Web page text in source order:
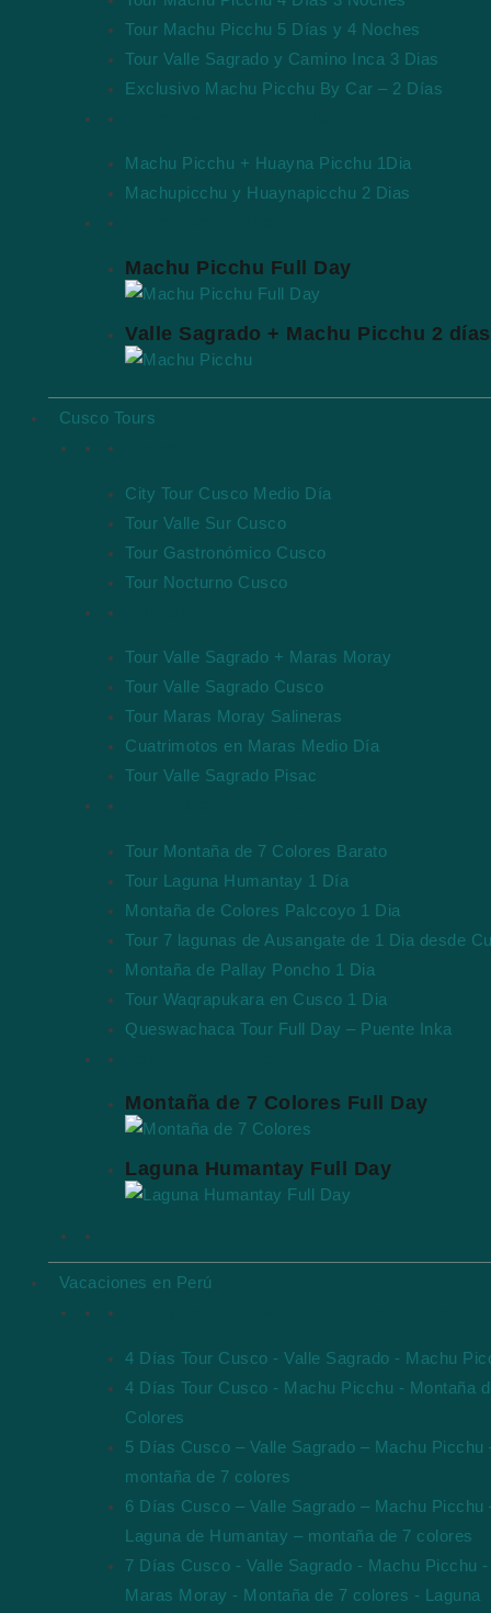
Tour Machu Picchu 5 Días y 4 Noches
Tour Valle Sagrado y Camino Inca 3 Dias
Exclusivo Machu Picchu By Car – 2 Días
Machu Picchu + Huayna Picchu 1Dia
Machupicchu y Huaynapicchu 2 Dias
Machu Picchu Full Day
Valle Sagrado + Machu Picchu 2 días
Cusco Tours
City Tour Cusco Medio Día
Tour Valle Sur Cusco
Tour Gastronómico Cusco
Tour Nocturno Cusco
Tour Valle Sagrado + Maras Moray
Tour Valle Sagrado Cusco
Tour Maras Moray Salineras
Cuatrimotos en Maras Medio Día
Tour Valle Sagrado Pisac
Tour Montaña de 7 Colores Barato
Tour Laguna Humantay 1 Día
Montaña de Colores Palccoyo 1 Dia
Tour 7 lagunas de Ausangate de 1 Dia desde
Montaña de Pallay Poncho 1 Dia
Tour Waqrapukara en Cusco 1 Dia
Queswachaca Tour Full Day – Puente Inka
Montaña de 7 Colores Full Day
Laguna Humantay Full Day
Vacaciones en Perú
4 Días Tour Cusco - Valle Sagrado - Machu
4 Días Tour Cusco - Machu Picchu - Montaña
Colores
5 Días Cusco – Valle Sagrado – Machu Picchu
montaña de 7 colores
6 Días Cusco – Valle Sagrado – Machu Picchu
Laguna de Humantay – montaña de 7 colores
7 Días Cusco - Valle Sagrado - Machu Picchu -
Maras Moray - Montaña de 7 colores - Laguna